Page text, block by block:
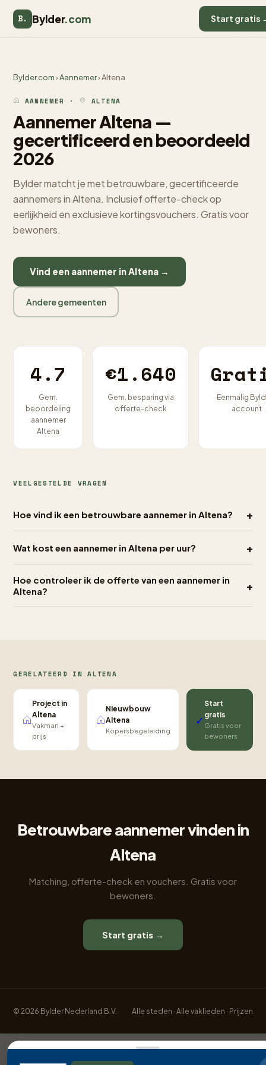
B. Bylder.com Start gratis
Bylder.com›Aannemer› Altena
AANNEMER · ALTENA
Aannemer Altena —
gecertificeerd en beoordeeld
2026
Bylder matcht je met betrouwbare, gecertificeerde
aannemers in Altena. Inclusief offerte-check op
eerlijkheid en exclusieve kortingsvouchers. Gratis voor
bewoners.
Vind een aannemer in Altena →
Andere gemeenten
4.7
Gem.
beoordeling
aannemer
Altena
€1.640
Gem. besparing via
offerte-check
Eenmalig
account
VEELGESTELDE VRAGEN
Hoe vind ik een betrouwbare aannemer in Altena? +
Wat kost een aannemer in Altena per uur? +
Hoe controleer ik de offerte van een aannemer in
Altena?
+
GERELATEERD IN ALTENA
Project in
Altena
Vakman +
prijs
Nieuwbouw
Altena
Kopersbegeleiding
✓
Start
gratis
Gratis voor
bewoners
Betrouwbare aannemer vinden in
Altena
Matching, offerte-check en vouchers. Gratis voor
bewoners.
Start gratis →
© 2026 Bylder Nederland B.V. Alle steden · Alle vaklieden · Prijzen